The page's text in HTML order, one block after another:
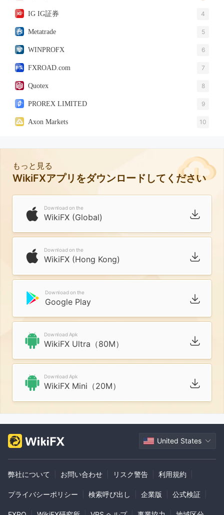
IG IG証券 4
Metatrade 5
WINPROFX 6
FXROAD.com 7
Quotex 8
PROREX LIMITED 9
Axon Markets 10
もっと見る
WikiFXアプリをダウンロードしてください
Download on the
WikiFX (Global)
Download on the
WikiFX (Hong Kong)
Download on the
Google Play
Download Apk
WikiFX Ultra（80M）
Download Apk
WikiFX Mini（20M）
United States
弊社について お問い合わせ リスク警告 利用規約
プライバシーポリシー 検索呼び出し 企業版 公式検証